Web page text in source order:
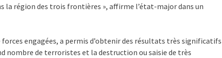
la région des trois frontières », affirme l’état-major dans un
engagées, a permis d’obtenir des résultats très significatifs
nombre de terroristes et la destruction ou saisie de très